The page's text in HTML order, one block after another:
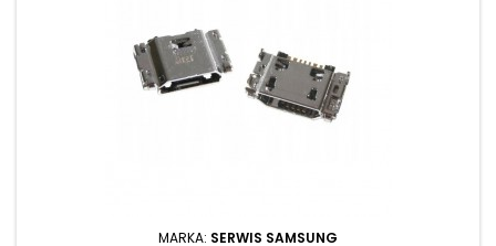
MARKA: SERWIS SAMSUNG